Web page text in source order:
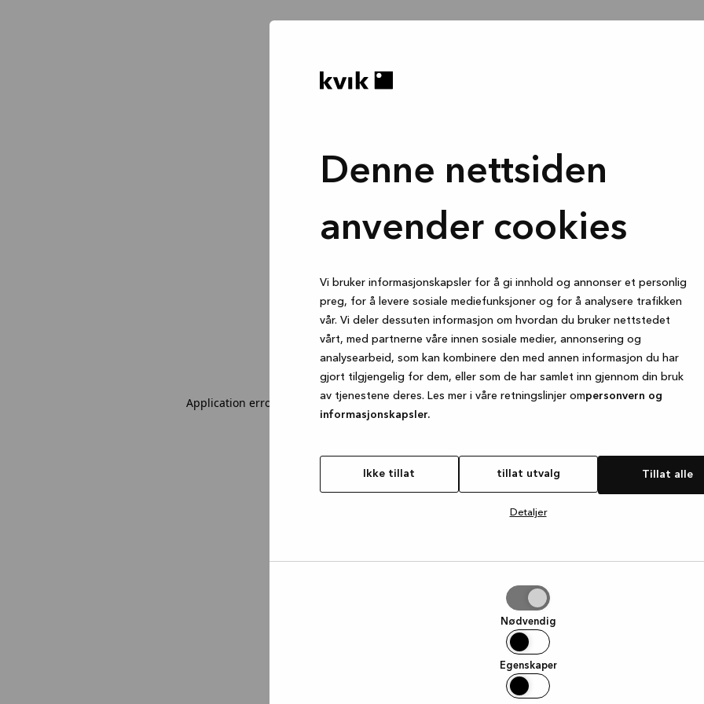
Denne nettsiden
anvender cookies
Vi bruker informasjonskapsler for å gi innhold og annonser et personlig
preg, for å levere sosiale mediefunksjoner og for å analysere trafikken
vår. Vi deler dessuten informasjon om hvordan du bruker nettstedet
vårt, med partnerne våre innen sosiale medier, annonsering og
analysearbeid, som kan kombinere den med annen informasjon du har
gjort tilgjengelig for dem, eller som de har samlet inn gjennom din bruk
av tjenestene deres. Les mer i våre retningslinjer ompersonvern og
informasjonskapsler.
Ikke tillat tillat utvalg Tillat alle
Detaljer
Nødvendig
Egenskaper
Application error: a client-side exception has occurred while loadingwww.kvik.no (see the